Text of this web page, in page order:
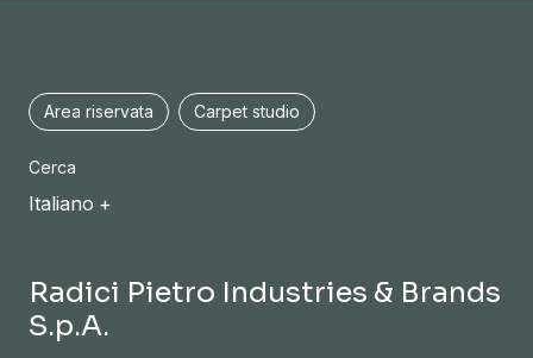
Area riservata Carpet studio
Cerca
Italiano
Radici Pietro Industries & Brands
S.p.A.